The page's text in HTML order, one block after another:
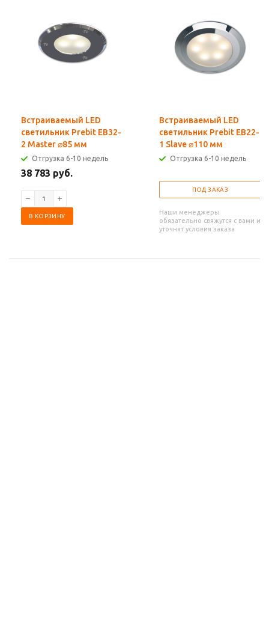
Встраиваемый LED
светильник Prebit EB32-
2 Master ⌀85 мм
Отгрузка 6-10 недель
38 783 руб.
В КОРЗИНУ
Встраиваемый LED
светильник Prebit EB22-
1 Slave ⌀110 мм
Отгрузка 6-10 недель
ПОД ЗАКАЗ
Наши менеджеры
обязательно свяжутся с вами и
уточнят условия заказа